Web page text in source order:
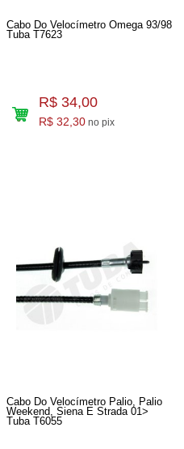
Cabo Do Velocímetro Omega 93/98
Tuba T7623
R$ 34,00
R$ 32,30 no pix
Cabo Do Velocímetro Palio, Palio
Weekend, Siena E Strada 01>
Tuba T6055